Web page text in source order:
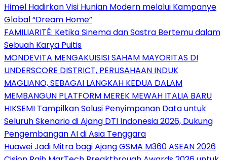
Himel Hadirkan Visi Hunian Modern melalui Kampanye
Global “Dream Home”
FAMILIARITÉ: Ketika Sinema dan Sastra Bertemu dalam
Sebuah Karya Puitis
MONDEVITA MENGAKUISISI SAHAM MAYORITAS DI
UNDERSCORE DISTRICT, PERUSAHAAN INDUK
MAGLIANO, SEBAGAI LANGKAH KEDUA DALAM
MEMBANGUN PLATFORM MEREK MEWAH ITALIA BARU
HIKSEMI Tampilkan Solusi Penyimpanan Data untuk
Seluruh Skenario di Ajang DTI Indonesia 2026, Dukung
Pengembangan AI di Asia Tenggara
Huawei Jadi Mitra bagi Ajang GSMA M360 ASEAN 2026